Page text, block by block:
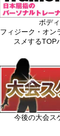
ボデ
フィジーク・オン
スメするTOP
今後の大会ス